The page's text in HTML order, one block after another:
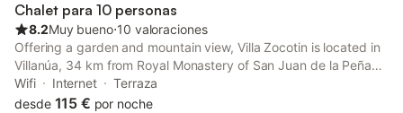
Chalet para 10 personas
8.2Muy bueno⋅10 valoraciones
Offering a garden and mountain view, Villa Zocotin is located in
Villanúa, 34 km from Royal Monastery of San Juan de la Peña
and 20 km from Astun Ski Resort. This property offers access to
a terrace, free private parking and free WiFi.
Wifi Internet
Terraza
desde 115 € por noche